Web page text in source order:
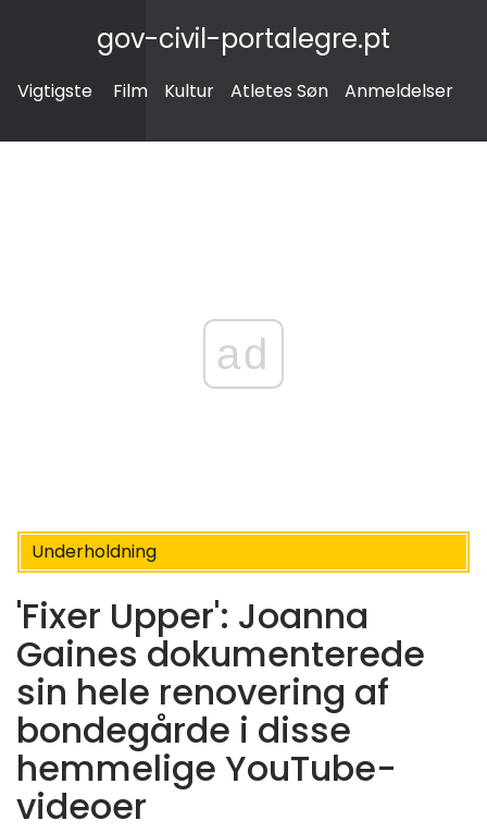
gov-civil-portalegre.pt
Vigtigste Film Kultur Atletes Søn Anmeldelser
ad
Underholdning
'Fixer Upper': Joanna
Gaines dokumenterede
sin hele renovering af
bondegårde i disse
hemmelige YouTube-
videoer